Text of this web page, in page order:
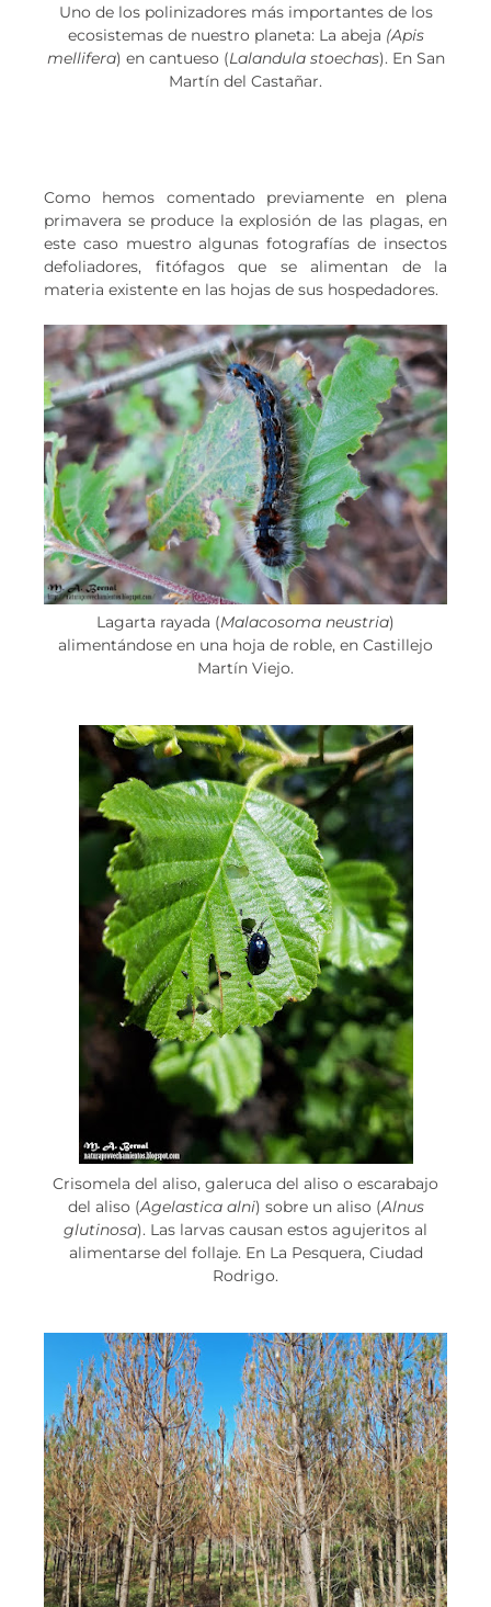
Uno de los polinizadores más importantes de los
ecosistemas de nuestro planeta: La abeja (Apis
mellifera) en cantueso (Lalandula stoechas). En San
Martín del Castañar.
Como hemos comentado previamente en plena
primavera se produce la explosión de las plagas, en
este caso muestro algunas fotografías de insectos
defoliadores, fitófagos que se alimentan de la
materia existente en las hojas de sus hospedadores.
Lagarta rayada (Malacosoma neustria)
alimentándose en una hoja de roble, en Castillejo
Martín Viejo.
Crisomela del aliso, galeruca del aliso o escarabajo
del aliso (Agelastica alni) sobre un aliso (Alnus
glutinosa). Las larvas causan estos agujeritos al
alimentarse del follaje. En La Pesquera, Ciudad
Rodrigo.